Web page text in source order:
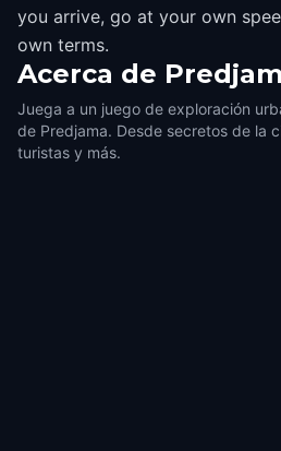
you arrive, go at your own
own terms.
Acerca de
Juega a un juego de exploración
de Predjama. Desde secretos de la
turistas y más.